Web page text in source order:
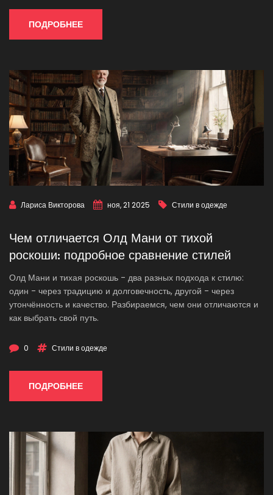
ПОДРОБНЕЕ
Лариса Викторова ноя, 21 2025 Стили в одежде
Чем отличается Олд Мани от тихой
роскоши: подробное сравнение стилей
Олд Мани и тихая роскошь - два разных подхода к стилю:
один - через традицию и долговечность, другой - через
утончённость и качество. Разбираемся, чем они отличаются и
как выбрать свой путь.
0 Стили в одежде
ПОДРОБНЕЕ